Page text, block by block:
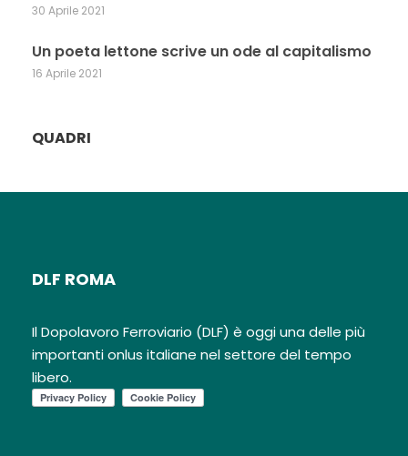
30 Aprile 2021
Un poeta lettone scrive un ode al capitalismo
16 Aprile 2021
QUADRI
DLF ROMA
Il Dopolavoro Ferroviario (DLF) è oggi una delle più
importanti onlus italiane nel settore del tempo
libero.